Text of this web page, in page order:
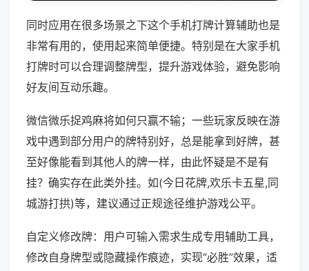
同时应用在很多场景之下这个手机打牌计算辅助也是
非常有用的，使用起来简单便捷。特别是在大家手机
打牌时可以合理调整牌型，提升游戏体验，避免影响
好友间互动乐趣。
微信微乐捉鸡麻将如何只赢不输；一些玩家反映在游
戏中遇到部分用户的牌特别好，总是能拿到好牌，甚
至好像能看到其他人的牌一样，由此怀疑是不是有
挂？确实存在此类外挂。如(今日花牌,欢乐卡五星,同
城游打拱)等，建议通过正规途径维护游戏公平。
自定义修改牌：用户可输入需求生成专用辅助工具，
修改自身牌型或隐藏操作痕迹，实现“必胜”效果，适